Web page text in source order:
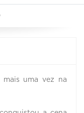
mais uma vez na